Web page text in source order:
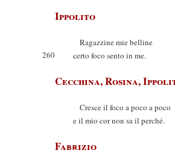
Ippolito
Ragazzine mie belline
260
certo foco sento in me.
Cecchina, Rosina,
Cresce il foco a poco a poco
e il mio cor non sa il perché.
Fabrizio